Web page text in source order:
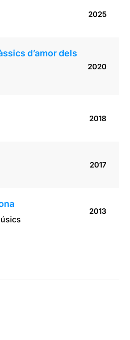
2025
d’amor dels
2020
2018
2017
2013